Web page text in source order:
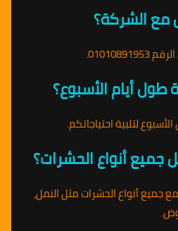
مع الشركة؟
أيام الأسبوع؟
لتلبية احتياجاتكم.
أنواع الحشرات؟
جميع أنواع الحشرات مثل النمل،